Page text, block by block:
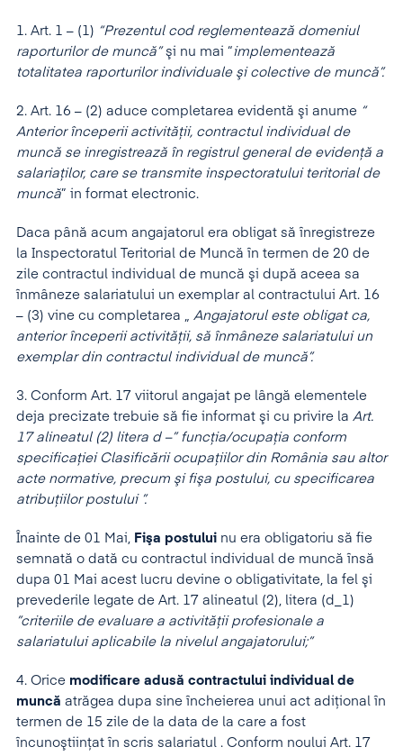
1. Art. 1 – (1) “Prezentul cod reglementează domeniul
raporturilor de muncă”şi nu mai “implementează
totalitatea raporturilor individuale şi colective de muncă”.
2. Art. 16 – (2) aduce completarea evidentă şi anume “
Anterior începerii activităţii, contractul individual de
muncă se inregistrează în registrul general de evidenţă a
salariaţilor, care se transmite inspectoratului teritorial de
muncă” in format electronic.
Daca până acum angajatorul era obligat să înregistreze
la Inspectoratul Teritorial de Muncă în termen de 20 de
zile contractul individual de muncă şi după aceea sa
înmâneze salariatului un exemplar al contractului Art. 16
– (3) vine cu completarea „ Angajatorul este obligat ca,
anterior începerii activităţii, să înmâneze salariatului un
exemplar din contractul individual de muncă”.
3. Conform Art. 17 viitorul angajat pe lângă elementele
deja precizate trebuie să fie informat şi cu privire la Art.
17 alineatul (2) litera d –” funcţia/ocupaţia conform
specificaţiei Clasificării ocupaţiilor din România sau altor
acte normative, precum şi fişa postului, cu specificarea
atribuţiilor postului ”.
Înainte de 01 Mai, Fişa postului nu era obligatoriu să fie
semnată o dată cu contractul individual de muncă însă
dupa 01 Mai acest lucru devine o obligativitate, la fel şi
prevederile legate de Art. 17 alineatul (2), litera (d_1)
”criteriile de evaluare a activităţii profesionale a
salariatului aplicabile la nivelul angajatorului;”
4. Orice modificare adusă contractului individual de
muncă atrăgea dupa sine încheierea unui act adiţional în
termen de 15 zile de la data de la care a fost
încunoştiinţat în scris salariatul . Conform noului Art. 17